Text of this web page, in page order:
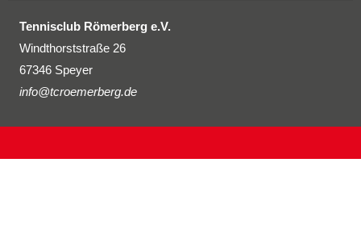
Tennisclub Römerberg e.V.
Windthorststraße 26
67346 Speyer
info@tcroemerberg.de